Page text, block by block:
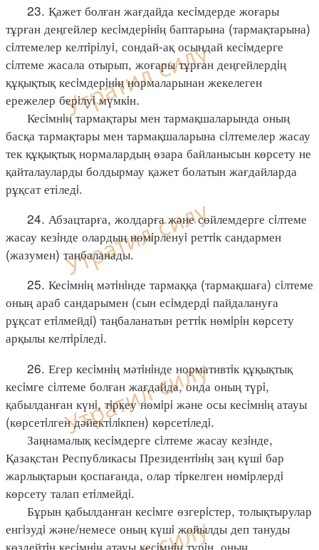
23. Қажет болған жағдайда кесiмдерде жоғары
тұрған деңгейлер кесiмдерiнiң баптарына (тармақтарына)
сiлтемелер келтiрiлуi, сондай-ақ осындай кесiмдерге
сiлтеме жасала отырып, жоғары тұрған деңгейлердiң
құқықтық кесiмдерiнiң нормаларынан жекелеген
ережелер берiлуi мүмкiн.
Кесiмнiң тармақтары мен тармақшаларында оның
басқа тармақтары мен тармақшаларына сiлтемелер жасау
тек құқықтық нормалардың өзара байланысын көрсету не
қайталауларды болдырмау қажет болатын жағдайларда
рұқсат етіледi.
24. Абзацтарға, жолдарға және сөйлемдерге сiлтеме
жасау кезiнде олардың нөмiрленуi реттiк сандармен
(жазумен) таңбаланады.
25. Кесiмнiң мәтiнiнде тармаққа (тармақшаға) сiлтеме
оның араб сандарымен (сын есiмдердi пайдалануға
рұқсат етiлмейдi) таңбаланатын реттiк нөмiрiн көрсету
арқылы келтiрiледi.
26. Егер кесiмнiң мәтiнiнде нормативтiк құқықтық
кесiмге сiлтеме болған жағдайда, онда оның түрi,
қабылданған күнi, тiркеу нөмiрi және осы кесiмнiң атауы
(көрсетiлген дәйектiлiкпен) көрсетiледi.
Заңнамалық кесiмдерге сiлтеме жасау кезiнде,
Қазақстан Республикасы Президентiнiң заң күшi бар
жарлықтарын қоспағанда, олар тiркелген нөмiрлердi
көрсету талап етiлмейдi.
Бұрын қабылданған кесiмге өзгерiстер, толықтырулар
енгiзудi және/немесе оның күшi жойылды деп тануды
көздейтiн кесiмнiң атауы кесiмнiң түрiн, оның